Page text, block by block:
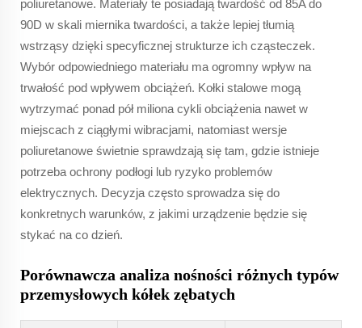
poliuretanowe. Materiały te posiadają twardość od 85A do
90D w skali miernika twardości, a także lepiej tłumią
wstrząsy dzięki specyficznej strukturze ich cząsteczek.
Wybór odpowiedniego materiału ma ogromny wpływ na
trwałość pod wpływem obciążeń. Kołki stalowe mogą
wytrzymać ponad pół miliona cykli obciążenia nawet w
miejscach z ciągłymi wibracjami, natomiast wersje
poliuretanowe świetnie sprawdzają się tam, gdzie istnieje
potrzeba ochrony podłogi lub ryzyko problemów
elektrycznych. Decyzja często sprowadza się do
konkretnych warunków, z jakimi urządzenie będzie się
stykać na co dzień.
Porównawcza analiza nośności różnych typów
przemysłowych kółek zębatych